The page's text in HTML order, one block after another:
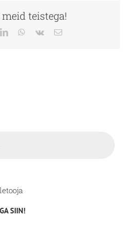
teistega!
LinkedInWhatsApp
Vk Email
SIIN!